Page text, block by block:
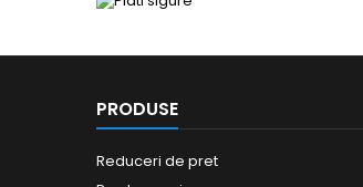
PRODUSE
Reduceri de pret